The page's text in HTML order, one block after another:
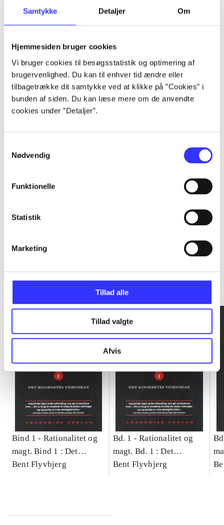
Samtykke Detaljer Om
Hjemmesiden bruger cookies
Vi bruger cookies til besøgsstatistik og optimering af
brugervenlighed. Du kan til enhver tid ændre eller
tilbagetrække dit samtykke ved at klikke på ”Cookies” i
bunden af siden. Du kan læse mere om de anvendte
cookies under ”Detaljer”.
Nødvendig
Funktionelle
Statistik
Marketing
Tillad alle
Tillad valgte
Afvis
Artikler
...
...
...
...
Gå til serien
Bind 1 - Rationalitet og
magt. Bind 1 : Det
konkretes videnskab
Bent Flyvbjerg
Bd. 1 -Rationalitet og
magt. Bd. 1 : Det
konkretes videnskab
Bent Flyvbjerg